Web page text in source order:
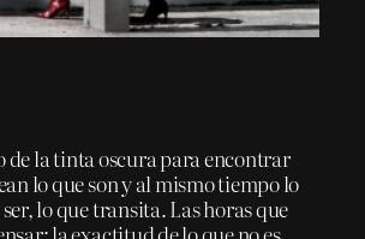
de la tinta oscura para encontrar
lo que son y al mismo tiempo lo
lo que transita. Las horas que